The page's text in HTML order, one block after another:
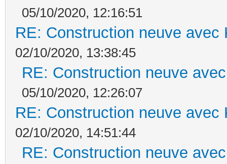
05/10/2020, 12:16:51
RE: Construction neuve avec
02/10/2020, 13:38:45
RE: Construction neuve
05/10/2020, 12:26:07
RE: Construction neuve avec
02/10/2020, 14:51:44
RE: Construction neuve